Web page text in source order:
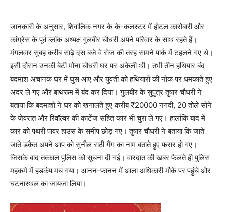
जानकारी के अनुसार, शिवालिक नगर के के-कलस्टर में होटल कारोबारी और
कांग्रेस के पूर्व ब्लॉक अध्यक्ष गुलबीर चौधरी अपने परिवार के साथ रहते हैं।
मंगलवार सुबह करीब साढ़े दस बजे वे रोज की तरह सामने पार्क में टहलने गए थे।
इसी दौरान उनकी बेटी मोना चौधरी घर पर अकेली थी। तभी तीन हथियार बंद
बदमाश अचानक घर में घुस आए और युवती को हथियारों की नोक पर धमकाते हुए
अंदर ले गए और बाथरूम में बंद कर दिया। गुलबीर के सुपुत्र तुषार चौधरी ने
बताया कि बदमाशों ने घर को खंगालते हुए करीब ₹20000 नगदी, 20 तोले सोने
के जेवरात और रिवॉल्वर की कार्टेज सहित कार भी चुरा ले गए। हालांकि बाद में
कार को पथरी पावर हाउस के समीप छोड़ गए। तुषार चौधरी ने बताया कि जाते
जाते डकैत अपने आप को सुनील राठी गैंग का नाम बताते हुए फरार हो गए।
जिसके बाद तत्काल पुलिस को सूचना दी गई। वारदात की खबर फैलते ही पुलिस
महकमे में हड़कंप मच गया। आनन-फानन में आला अधिकारी मौके पर पहुंचे और
घटनास्थल का जायजा लिया।